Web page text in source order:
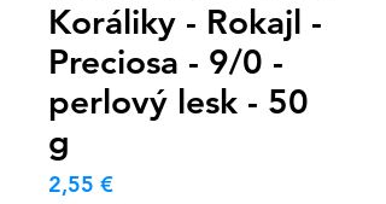
Koráliky - Rokajl -
Preciosa - 9/0 -
perlový lesk - 50
g
2,55 €Cena